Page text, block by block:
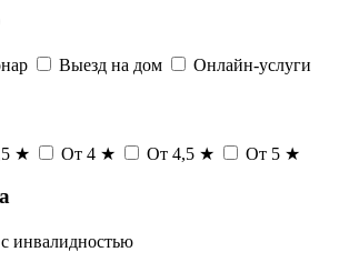
Выезд на дом Онлайн-услуги
★ От 4 ★ От 4,5 ★ От 5 ★
инвалидностью